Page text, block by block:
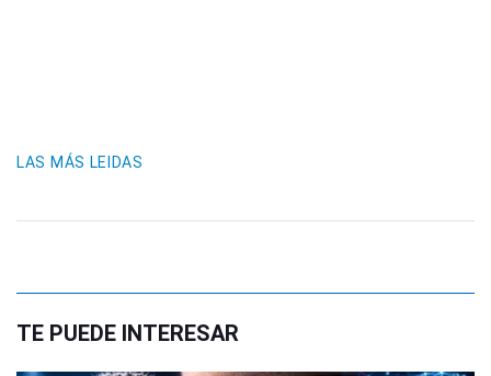
LAS MÁS LEIDAS
TE PUEDE INTERESAR